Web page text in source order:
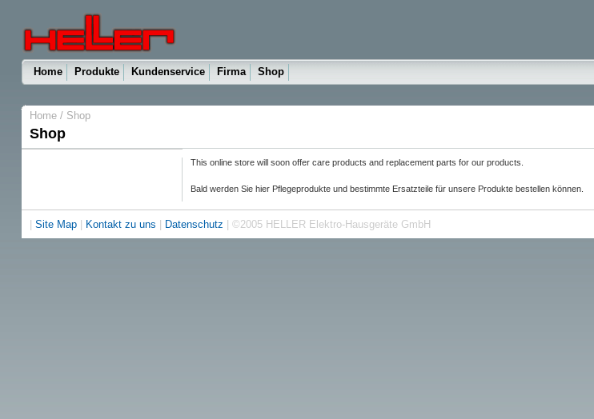
Home Produkte Kundenservice Firma Shop
Home / Shop
Shop
This online store will soon offer care products and replacement parts for our products.
Bald werden Sie hier Pflegeprodukte und bestimmte Ersatzteile für unsere Produkte bestellen können.
Site Map| Kontakt zu uns Datenschutz | ©2005 HELLER Elektro-Hausgeräte GmbH